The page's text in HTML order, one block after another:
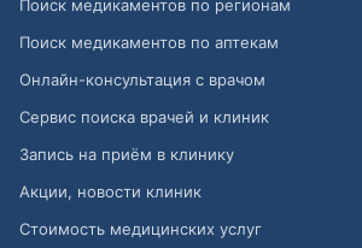
Поиск медикаментов по регионам
Поиск медикаментов по аптекам
Онлайн-консультация с врачом
Сервис поиска врачей и клиник
Запись на приём в клинику
Акции, новости клиник
Стоимость медицинских услуг